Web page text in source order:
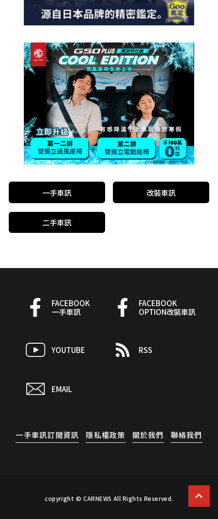
一手車訊 改裝車訊
二手車訊
FACEBOOK
一手車訊
FACEBOOK
OPTION改裝車訊
YOUTUBE RSS
EMAIL
一手車訊訂閱資訊 隱私權政策 關於我們 聯絡我們
copyright © CARNEWS All Rights Reserved.